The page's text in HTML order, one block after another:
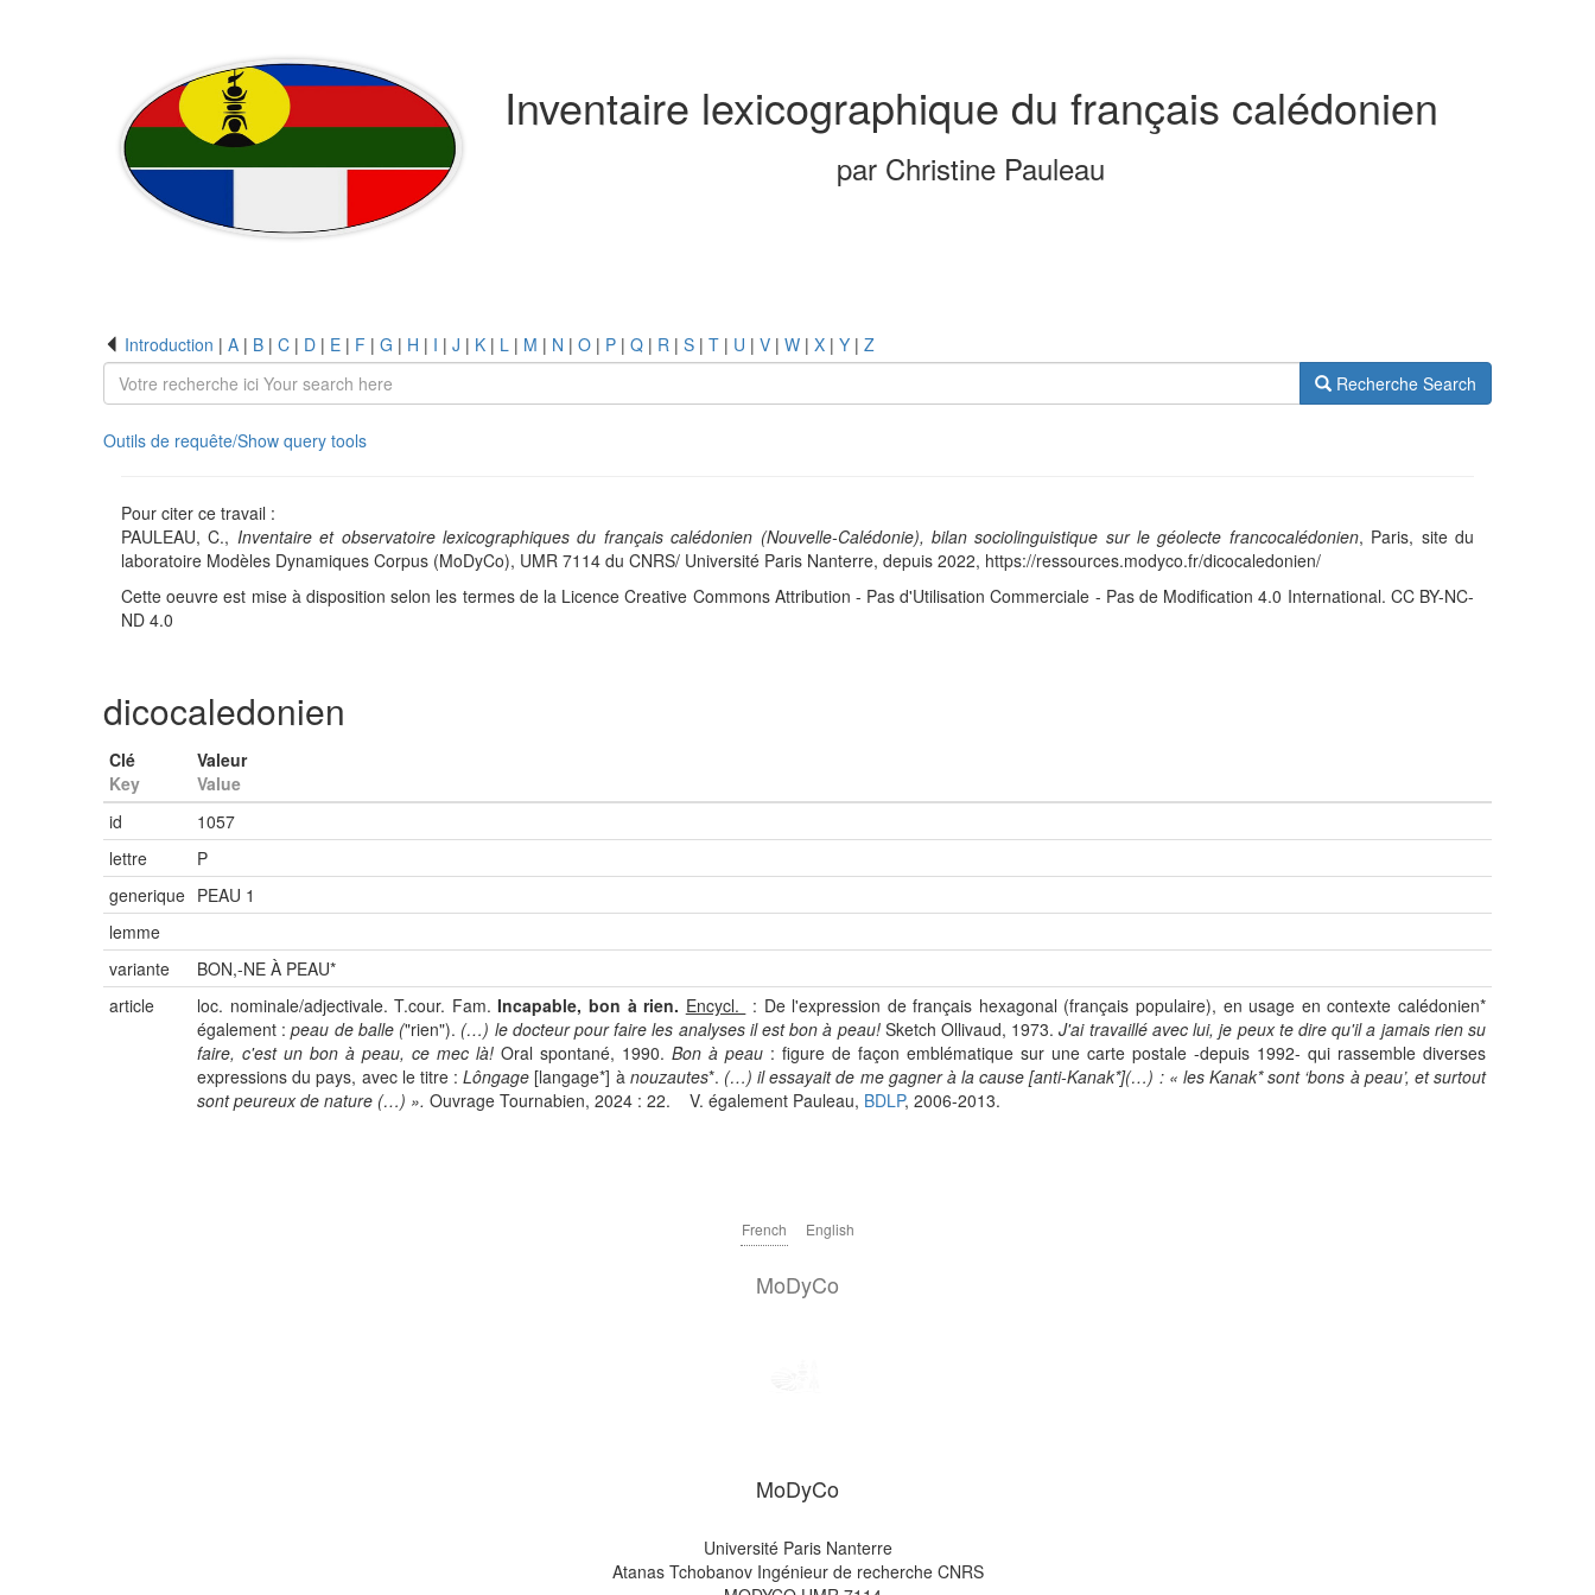
Inventaire lexicographique du français calédonien
par Christine Pauleau
Introduction | A | B | C | D | E | F | G | H | I | J | K | L | M | N | O | P | Q | R | S | T | U | V | W | X | Y | Z
Recherche Search
Outils de requête/Show query tools
Pour citer ce travail :
PAULEAU, C., Inventaire et observatoire lexicographiques du français calédonien (Nouvelle-Calédonie), bilan sociolinguistique sur le géolecte francocalédonien, Paris, site du
laboratoire Modèles Dynamiques Corpus (MoDyCo), UMR 7114 du CNRS/ Université Paris Nanterre, depuis 2022, https://ressources.modyco.fr/dicocaledonien/
Cette oeuvre est mise à disposition selon les termes de la Licence Creative Commons Attribution - Pas d'Utilisation Commerciale - Pas de Modification 4.0 International. CC BY-NC-
ND 4.0
dicocaledonien
Clé
Key
Valeur
Value
id
1057
lettre
P
generique PEAU 1
lemme
variante
BON,-NE À PEAU*
article
loc. nominale/adjectivale. T.cour. Fam.Incapable, bon à rien. Encycl.
: De l'expression de français hexagonal (français populaire), en usage en contexte calédonien*
également :peau de balle ("rien"). (…) le docteur pour faire les analyses il est bon à peau! Sketch Ollivaud, 1973.J'ai travaillé avec lui, je peux te dire qu'il a jamais rien su
faire, c'est un bon à peau, ce mec là! Oral spontané, 1990. Bon à peau : figure de façon emblématique sur une carte postale -depuis 1992- qui rassemble diverses
expressions du pays, avec le titre :Lôngage [langage*] à nouzautes*. (…) il essayait de me gagner à la cause [anti-Kanak*](…) : « les Kanak* sont ‘bons à peau’, et surtout
sont peureux de nature (…) ». Ouvrage Tournabien, 2024 : 22. V. également Pauleau, BDLP, 2006-2013.
French English
MoDyCo
MoDyCo
Université Paris Nanterre
Atanas Tchobanov Ingénieur de recherche CNRS